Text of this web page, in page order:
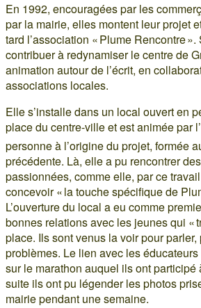
En 1992, encouragées par les
par la mairie, elles montent leur projet
tard l’association « Plume Rencontre
contribuer à redynamiser le centre de
animation autour de l’écrit, en
associations locales.
Elle s’installe dans un local ouvert en
place du centre-ville et est animée par
personne à l’origine du projet, formée
précédente. Là, elle a pu rencontrer
passionnées, comme elle, par ce
concevoir « la touche spécifique de
L’ouverture du local a eu comme
bonnes relations avec les jeunes qui «
place. Ils sont venus la voir pour
problèmes. Le lien avec les éducateurs
sur le marathon auquel ils ont participé
suite ils ont pu légender les photos
mairie pendant une semaine.